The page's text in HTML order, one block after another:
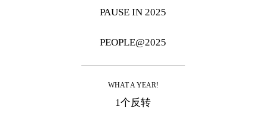
PAUSE IN 2025
PEOPLE@2025
WHAT A YEAR!
1个反转